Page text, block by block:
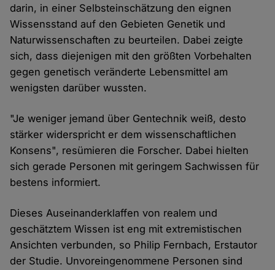
darin, in einer Selbsteinschätzung den eignen
Wissensstand auf den Gebieten Genetik und
Naturwissenschaften zu beurteilen. Dabei zeigte
sich, dass diejenigen mit den größten Vorbehalten
gegen genetisch veränderte Lebensmittel am
wenigsten darüber wussten.
"Je weniger jemand über Gentechnik weiß, desto
stärker widerspricht er dem wissenschaftlichen
Konsens", resümieren die Forscher. Dabei hielten
sich gerade Personen mit geringem Sachwissen für
bestens informiert.
Dieses Auseinanderklaffen von realem und
geschätztem Wissen ist eng mit extremistischen
Ansichten verbunden, so Philip Fernbach, Erstautor
der Studie. Unvoreingenommene Personen sind